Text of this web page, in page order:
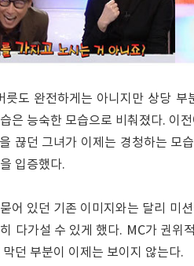
릇도 완전하게는 아니지만 상당
은 능숙한 모습으로 비춰졌다. 이
을 끊던 그녀가 이제는 경청하는
입증했다.
어 있던 기존 이미지와는 달리 미
다가설 수 있게 했다. MC가 권위
던 부분이 이제는 보이지 않는다.